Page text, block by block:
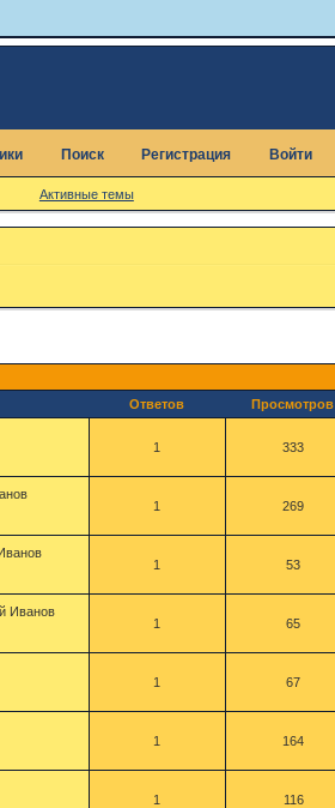
Поиск Регистрация Войти
Активные темы
Ответов Просмотров
1
333
1
269
1
53
Иванов
1
65
1
67
1
164
1
116